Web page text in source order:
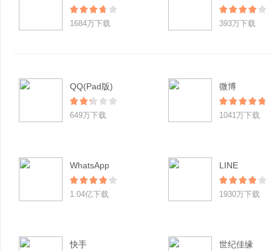
1684万下载 393万下载
QQ(Pad版)
649万下载
微博
1041万下载
WhatsApp
1.04亿下载
LINE
1930万下载
快手 世纪佳缘